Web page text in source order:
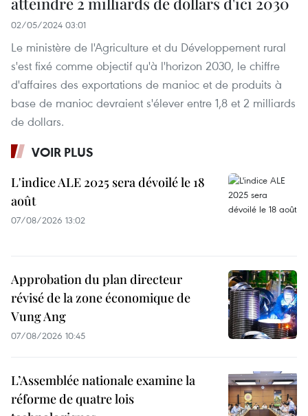
02/05/2024 03:01
Le ministère de l'Agriculture et du Développement rural
s'est fixé comme objectif qu'à l'horizon 2030, le chiffre
d'affaires des exportations de manioc et de produits à
base de manioc devraient s'élever entre 1,8 et 2 milliards
de dollars.
VOIR PLUS
L'indice ALE 2025 sera dévoilé le 18
août
07/08/2026 13:02
Approbation du plan directeur
révisé de la zone économique de
Vung Ang
07/08/2026 10:45
L’Assemblée nationale examine la
réforme de quatre lois